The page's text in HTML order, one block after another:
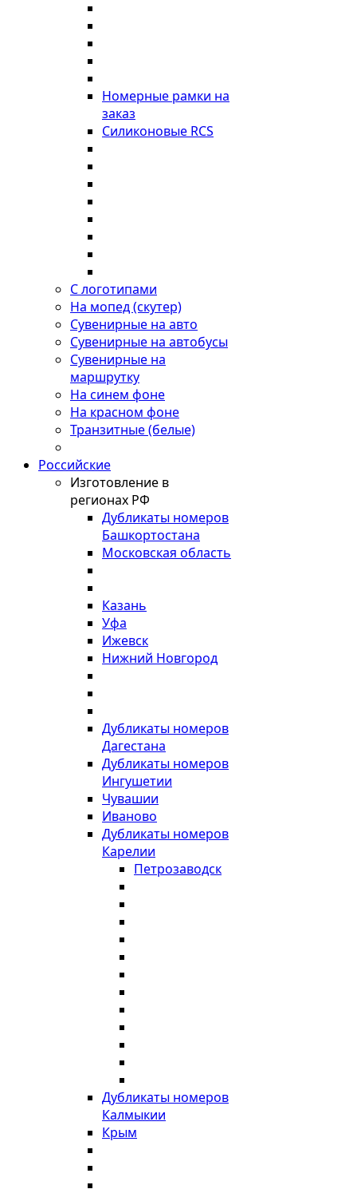
Номерные рамки на
заказ
Силиконовые RCS
С логотипами
На мопед (скутер)
Сувенирные на авто
Сувенирные на автобусы
Сувенирные на
маршрутку
На синем фоне
На красном фоне
Транзитные (белые)
Российские
Изготовление в
регионах РФ
Дубликаты номеров
Башкортостана
Московская область
Казань
Уфа
Ижевск
Нижний Новгород
Дубликаты номеров
Дагестана
Дубликаты номеров
Ингушетии
Чувашии
Иваново
Дубликаты номеров
Карелии
Петрозаводск
Дубликаты номеров
Калмыкии
Крым